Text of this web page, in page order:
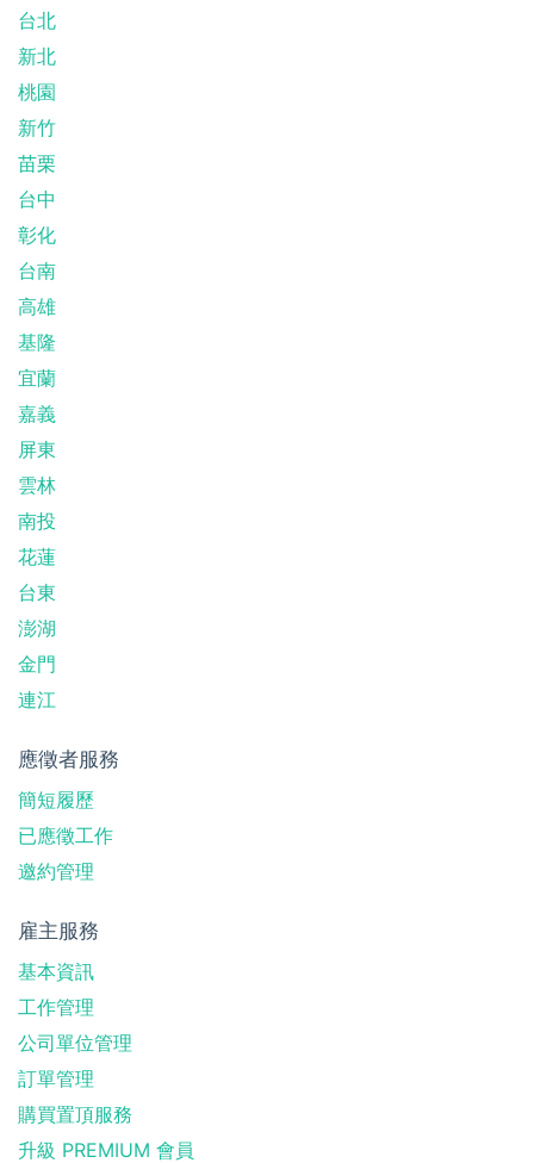
台北
新北
桃園
新竹
苗栗
台中
彰化
台南
高雄
基隆
宜蘭
嘉義
屏東
雲林
南投
花蓮
台東
澎湖
金門
連江
應徵者服務
簡短履歷
已應徵工作
邀約管理
雇主服務
基本資訊
工作管理
公司單位管理
訂單管理
購買置頂服務
升級 PREMIUM 會員